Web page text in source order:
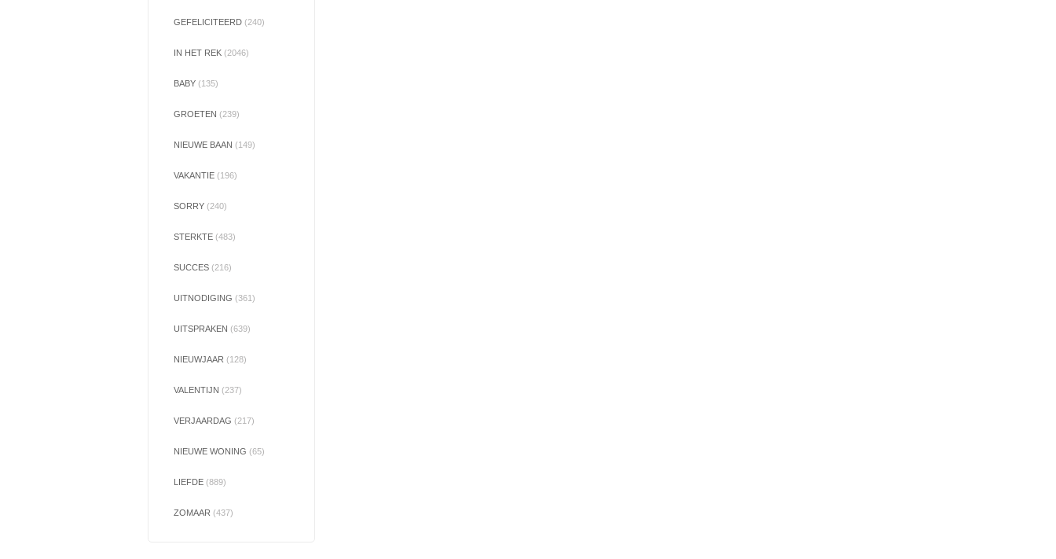
GEFELICITEERD (240)
IN HET REK (2046)
BABY (135)
GROETEN (239)
NIEUWE BAAN (149)
VAKANTIE (196)
SORRY (240)
STERKTE (483)
SUCCES (216)
UITNODIGING (361)
UITSPRAKEN (639)
NIEUWJAAR (128)
VALENTIJN (237)
VERJAARDAG (217)
NIEUWE WONING (65)
LIEFDE (889)
ZOMAAR (437)